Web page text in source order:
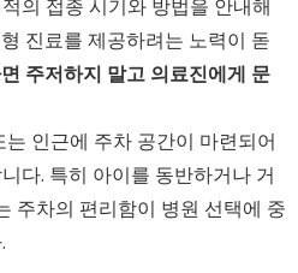
의 접종 시기와 방법을 안내해
진료를 제공하려는 노력이 돋
주저하지 말고 의료진에게 문
는 인근에 주차 공간이 마련되어
다. 특히 아이를 동반하거나 거
주차의 편리함이 병원 선택에 중